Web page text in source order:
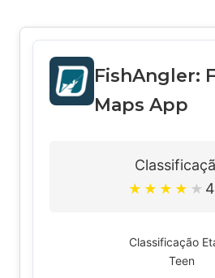
FishAngler:
Maps App
★ ★ ★ ★ ★
Classificação
Teen